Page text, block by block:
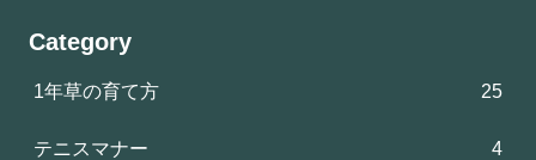
Category
1年草の育て方 25
テニスマナー 4